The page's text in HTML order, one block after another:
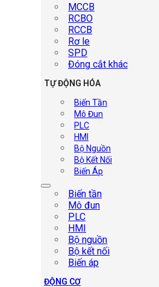
MCCB
RCBO
RCCB
Rơ le
SPD
Đóng cắt khác
TỰ ĐỘNG HÓA
Biến Tần
Mô Đun
PLC
HMI
Bộ Nguồn
Bộ Kết Nối
Biến Áp
Biến tần
Mô đun
PLC
HMI
Bộ nguồn
Bộ kết nối
Biến áp
ĐỘNG CƠ